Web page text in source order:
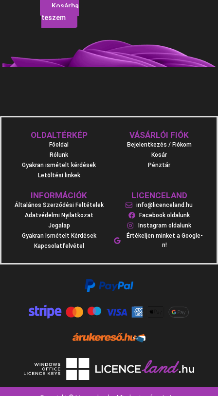
Kosárba
teszem
OLDALTÉRKÉP
Főoldal
Rólunk
Gyakran ismételt kérdések
Letöltési linkek
VÁSÁRLÓI FIÓK
Bejelentkezés / Fiókom
Kosár
Pénztár
INFORMÁCIÓK
Általános Szerződési Feltételek
Adatvédelmi Nyilatkozat
Jogalap
Gyakran Ismételt Kérdések
Kapcsolatfelvétel
LICENCELAND
info@licenceland.hu
Facebook oldalunk
Instagram oldalunk
Értékeljen minket a Google-
n!